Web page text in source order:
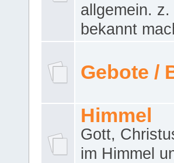
allgemein.
bekannt
Gebote /
Himmel
Gott,
im Himmel